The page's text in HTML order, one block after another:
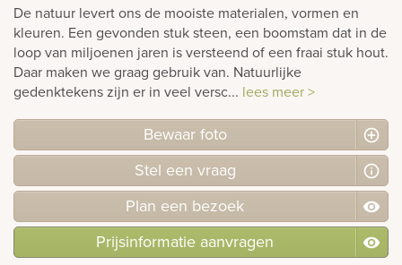
De natuur levert ons de mooiste materialen, vormen en
kleuren. Een gevonden stuk steen, een boomstam dat in de
loop van miljoenen jaren is versteend of een fraai stuk hout.
Daar maken we graag gebruik van. Natuurlijke
gedenktekens zijn er in veel versc... lees meer >
Bewaar foto
Stel een vraag
Plan een bezoek
Prijsinformatie aanvragen